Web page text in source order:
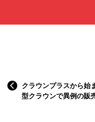
クラウンプラスから
型クラウンで異例の販